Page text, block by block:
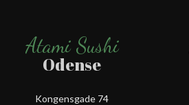
Atami Sushi
Odense
Kongensgade 74